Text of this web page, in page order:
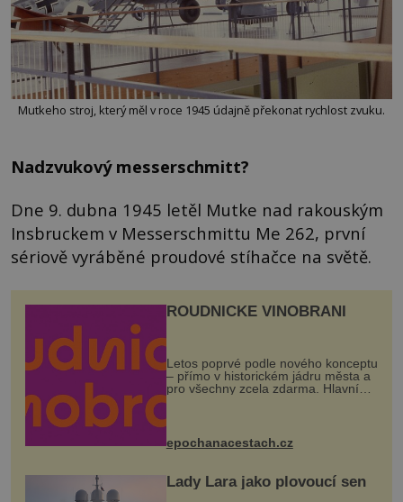
Mutkeho stroj, který měl v roce 1945 údajně překonat rychlost zvuku.
Nadzvukový messerschmitt?
Dne 9. dubna 1945 letěl Mutke nad rakouským
Insbruckem v Messerschmittu Me 262, první
sériově vyráběné proudové stíhačce na světě.
ROUDNICKÉ VINOBRANÍ
Letos poprvé podle nového konceptu
– přímo v historickém jádru města a
pro všechny zcela zdarma. Hlavní
program se odehraje na Karlově a
mohou těšit na víno, burčák, pes...
epochanacestach.cz
Lady Lara jako plovoucí sen